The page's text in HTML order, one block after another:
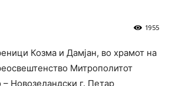
Епархија
1955
Козма и Дамјан, во храмот на
Митрополитот
Новозеландски г. Петар